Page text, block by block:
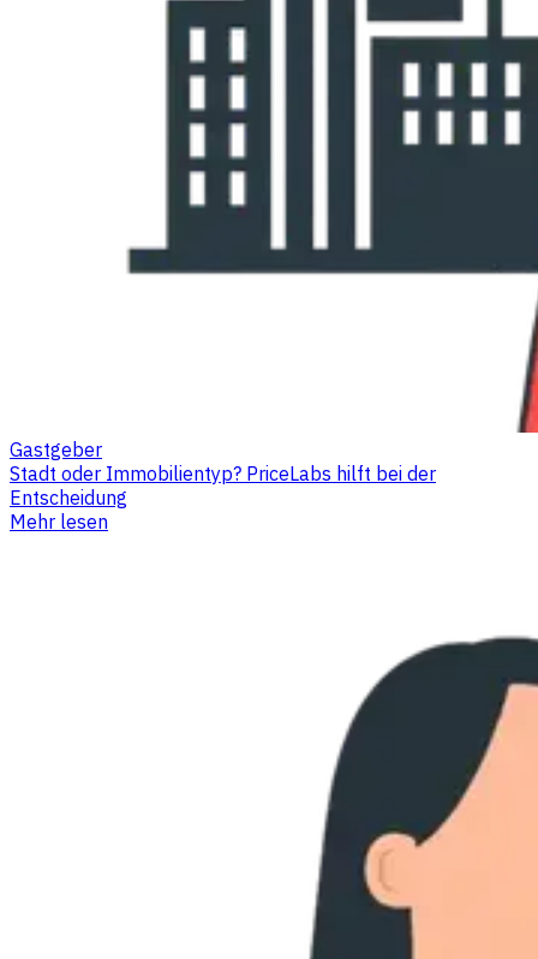
Gastgeber
Stadt oder Immobilientyp? PriceLabs hilft bei der
Entscheidung
Mehr lesen